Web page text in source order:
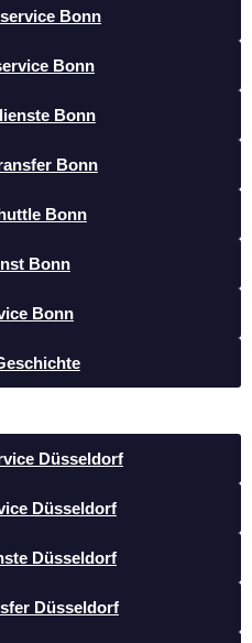
Bonn
Bonn
Bonn
Bonn
Bonn
Bonn
Bonn
Düsseldorf
Düsseldorf
Düsseldorf
Düsseldorf